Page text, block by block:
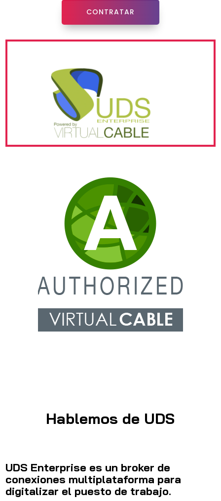
CONTRATAR
Hablemos de UDS
UDS Enterprise es un broker de
conexiones multiplataforma para
digitalizar el puesto de trabajo.